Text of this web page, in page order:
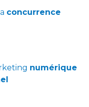
concurrence
numérique